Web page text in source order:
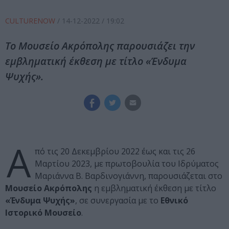
CULTURENOW / 14-12-2022 / 19:02
Το Μουσείο Ακρόπολης παρουσιάζει την
εμβληματική έκθεση με τίτλο «Ένδυμα
Ψυχής».
Α πό τις 20 Δεκεμβρίου 2022 έως και τις 26
Μαρτίου 2023, με πρωτοβουλία του Ιδρύματος
Μαριάννα Β. Βαρδινογιάννη, παρουσιάζεται στο
Μουσείο Ακρόπολης η εμβληματική έκθεση με τίτλο
«Ένδυμα Ψυχής», σε συνεργασία με το Εθνικό
Ιστορικό Μουσείο.